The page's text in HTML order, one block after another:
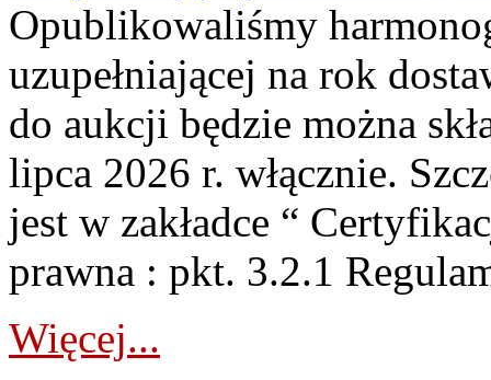
Opublikowaliśmy
uzupełniającej na rok
do aukcji będzie można
lipca 2026 r. włącznie.
jest w zakładce “
prawna : pkt. 3.2.1
Więcej...